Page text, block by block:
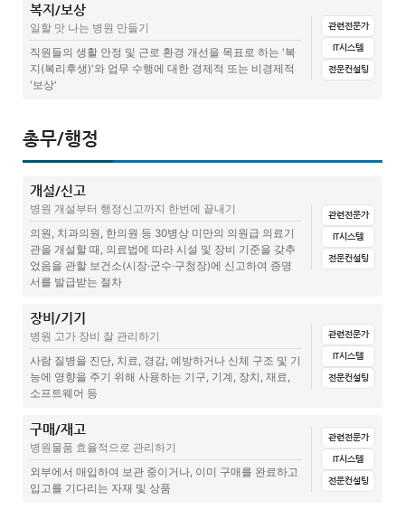
병원직원 퇴사 시 연차 소진 VS 연차 수당
병원휴진일, 연차 대체로 진행하려면 어떻게 해야하나요?
병원직원 급여명세서 발급 의무, 어떻게 발급해야할까?
병원행정, 직원급여관리 통상임금? 평균임금?
병원직원평가, 직원역량 평가 구성하기
병원직원평가 : 평가 왜 해야하나요? – 병원관점
병원직원평가 하고계시나요?
병원직원관리 직원 자신을 객관적으로 보는 훈련 – 직원 평가
병원직원관리, 직원 역량 어떻게 알아보나요? – 직원 평가
병원직원복지, 야간진료시 저녁식사 및 식사시간 제공 필수?
병원휴진일, 연차 대체로 진행하려면 어떻게 해야하나요?
직무기술서
회의록(준비중)
일보고
직무교육(준비중)
업무 중 만든 자료, 누구의 소유일까?
직원개인 계정을 이용한 업무, 문제없을까?
병원에서 TF 구성하기
병원직원관리, 업무범위 어디까지인가요?
병원 직원 효과적인 인수인계 과정 : 직무표, 업무 매뉴얼 활용
병원 직무표, 병원업무 매뉴얼을 통한 인수인계
병원고객 상황별 응대 매뉴얼의 중요성
전체
관련글(칼럼)
직장예절/근무태도
전화응대 서비스
중간관리자 양성교육
병원직원채용, 직원교육 어떻게 진행해야 할까?
병원업무소통의 기본, 보고/연락/상담
병원직원교육, 건강하고 긍정적인 직장생활을 위한 직장예절, 근무태도
병원직원교육, 직장예절 및 근무태도
병원 신규직원 교육 어떻게 하나요?
복지/보상
일할 맛 나는 병원 만들기
직원들의 생활 안정 및 근로 환경 개선을 목표로 하는 '복
지(복리후생)'와 업무 수행에 대한 경제적 또는 비경제적
'보상'
관련전문가
IT시스템
전문컨설팅
관련글(칼럼)
사내규정 : 근로기준, 연월차, 복지휴가 등
병원장 원포인트 컨설팅 – 직원이 일하고 싶은 병원 만드는 방법
병원복지제도 운영가이드 : 직원 만족과 장기근속을 높이는 방법
병원직원관리, 병원 복지와 보상, 진짜 동기부여는 어디서 시작되는가?
병원직원복지, 야간진료시 저녁식사 및 식사시간 제공 필수?
총무/행정
개설/신고
병원 개설부터 행정신고까지 한번에 끝내기
의원, 치과의원, 한의원 등 30병상 미만의 의원급 의료기
관을 개설할 때, 의료법에 따라 시설 및 장비 기준을 갖추
었음을 관할 보건소(시장·군수·구청장)에 신고하여 증명
서를 발급받는 절차
관련전문가
IT시스템
전문컨설팅
전체
병원 개원 통합 매트릭스
의료기관 개설 신고 및 행정 절차
의료기관 폐업신고 절차
병원개원할 때 행정적 절차 혹시 아세요?
장비/기기
병원 고가 장비 잘 관리하기
사람 질병을 진단, 치료, 경감, 예방하거나 신체 구조 및 기
능에 영향을 주기 위해 사용하는 기구, 기계, 장치, 재료,
소프트웨어 등
관련전문가
IT시스템
전문컨설팅
전체 관련글(칼럼)
의료기기(장비) 매입
구매/재고
병원물품 효율적으로 관리하기
외부에서 매입하여 보관 중이거나, 이미 구매를 완료하고
입고를 기다리는 자재 및 상품
관련전문가
IT시스템
전문컨설팅